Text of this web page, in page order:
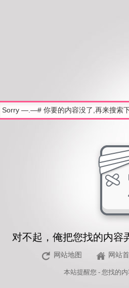
对不起，俺把您找的内容
网站地图 网站
本站提醒您 - 您找的